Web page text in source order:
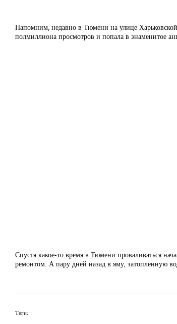
Напомним, недавно в Тюмени на улице
полмиллиона просмотров и попала в знаменитое
Спустя какое-то время в Тюмени проваливаться
ремонтом. А пару дней назад в яму, затопленную
Теги: